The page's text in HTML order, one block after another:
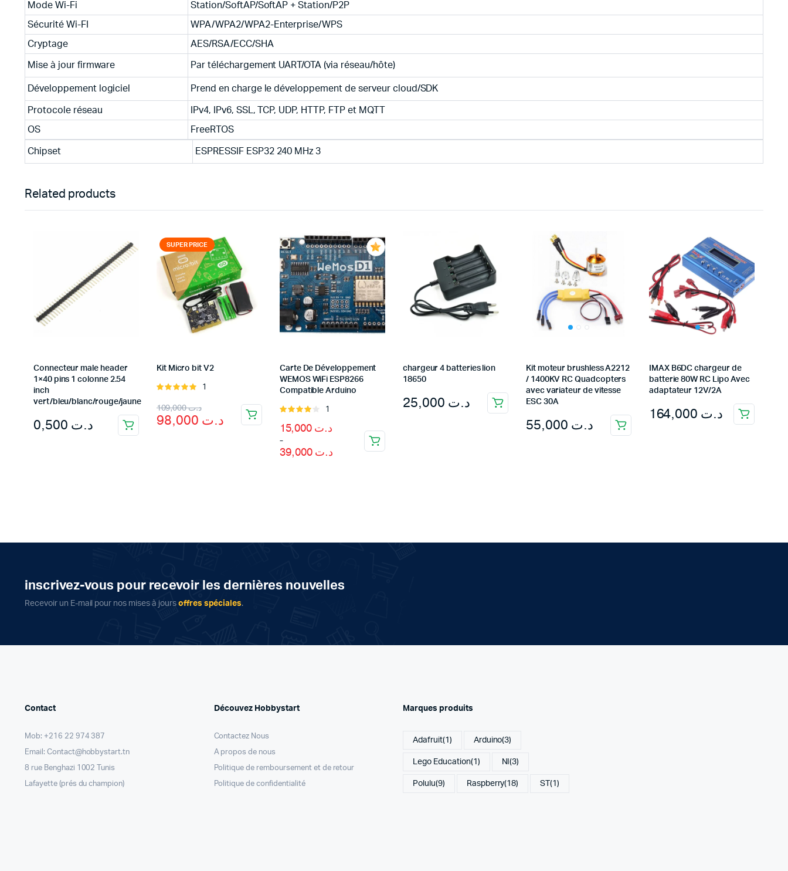
Mode Wi-Fi Station/SoftAP/SoftAP + Station/P2P
Sécurité Wi-FI WPA/WPA2/WPA2-Enterprise/WPS
Cryptage AES/RSA/ECC/SHA
Mise à jour firmware Par téléchargement UART/OTA (via réseau/hôte)
Développement logiciel Prend en charge le développement de serveur cloud/SDK
Protocole réseau IPv4, IPv6, SSL, TCP, UDP, HTTP, FTP et MQTT
OS FreeRTOS
Chipset ESPRESSIF ESP32 240 MHz 3
Related products
Connecteur male header
1×40 pins 1 colonne 2.54
inch
vert/bleu/blanc/rouge/jaune
د.ت
SUPER PRICE
Kit Micro bit V2
Rated
5
1
د.ت109,000
Original
price
د.ت
Current
price
Carte De Développement
WEMOS WiFi ESP8266
Compatible Arduino
Rated
of 5
1
د.ت 15,000
–
د.ت 39,000
Price
range:
د.ت 15,000
through
chargeur 4 batteries lion
18650
د.ت
Kit moteur brushless A2212
/ 1400KV RC Quadcopters
avec variateur de vitesse
ESC 30A
د.ت
IMAX B6DC chargeur de
batterie 80W RC Lipo Avec
adaptateur 12V/2A
د.ت
inscrivez-vous pour recevoir les dernières nouvelles
Recevoir un E-mail pour nos mises à jours offres spéciales.
Contact
Mob: +216 22 974 387
Email: Contact@hobbystart.tn
8 rue Benghazi 1002 Tunis
Lafayette (prés du champion)
Découvez Hobbystart
Contactez Nous
A propos de nous
Politique de remboursement et de retour
Politique de confidentialité
Marques produits
Adafruit(1) Arduino(3)
Lego Education(1) NI(3)
Polulu(9) Raspberry(18) ST(1)